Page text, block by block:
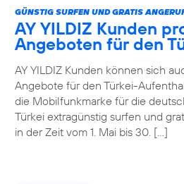
GÜNSTIG SURFEN UND GRATIS
AY YILDIZ Kunden
Angeboten für den
AY YILDIZ Kunden können sich
Angebote für den Türkei-
die Mobilfunkmarke für die
Türkei extragünstig surfen und
in der Zeit vom 1. Mai bis 30. […]